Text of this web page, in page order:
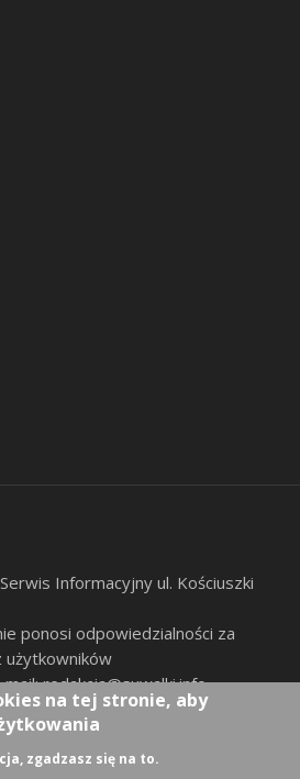
Informacyjny ul. Kościuszki
ponosi odpowiedzialności za
mail:redakcja@suwalki.info,
na tej stronie, aby
zgadzasz się na to.